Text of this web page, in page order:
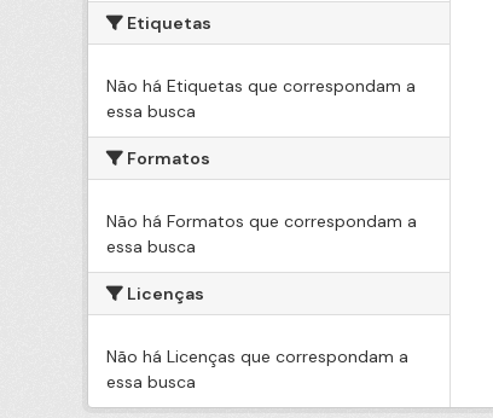
Etiquetas
Não há Etiquetas que correspondam a
essa busca
Formatos
Não há Formatos que correspondam a
essa busca
Licenças
Não há Licenças que correspondam a
essa busca